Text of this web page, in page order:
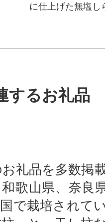
に仕上げた無塩し
するお礼品
礼品を多数掲
歌山県、奈良
で栽培されて